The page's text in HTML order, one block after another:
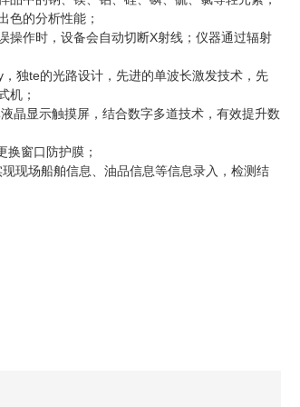
色的分析性能；
操作时，设备会自动切断X射线；仪器通过辐射
独te的光路设计，先进的单波长激发技术，先
机；
晶显示触摸屏，结合数字多道技术，有效提升数
窗口防护膜；
现场船舶信息、油品信息等信息录入，检测结